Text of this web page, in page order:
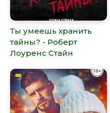
Ты умеешь хранить
тайны? - Роберт
Лоуренс Стайн